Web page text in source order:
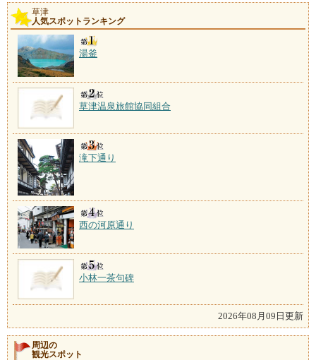
草津
人気スポットランキング
湯釜
草津温泉旅館協同組合
滝下通り
西の河原通り
小林一茶句碑
2026年08月09日更新
周辺の
観光スポット